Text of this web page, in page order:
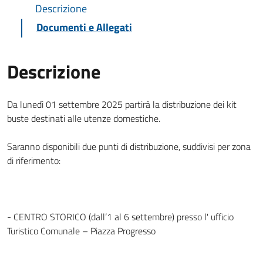
Descrizione
Documenti e Allegati
Descrizione
Da lunedì 01 settembre 2025 partirà la distribuzione dei kit
buste destinati alle utenze domestiche.
Saranno disponibili due punti di distribuzione, suddivisi per zona
di riferimento:
- CENTRO STORICO (dall’1 al 6 settembre) presso l' ufficio
Turistico Comunale – Piazza Progresso